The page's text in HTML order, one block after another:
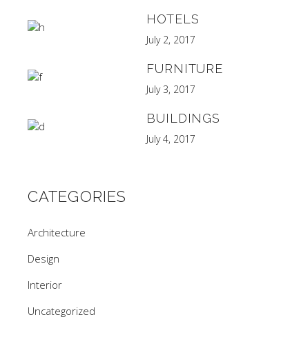
HOTELS
July 2, 2017
FURNITURE
July 3, 2017
BUILDINGS
July 4, 2017
CATEGORIES
Architecture
Design
Interior
Uncategorized